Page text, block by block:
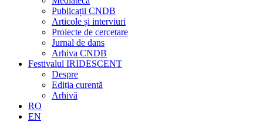
Publicații CNDB
Articole și interviuri
Proiecte de cercetare
Jurnal de dans
Arhiva CNDB
Festivalul IRIDESCENT
Despre
Ediția curentă
Arhivă
RO
EN